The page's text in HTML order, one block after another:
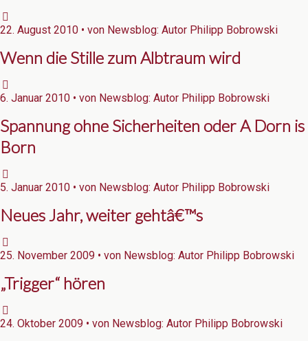
22. August 2010 • von Newsblog: Autor Philipp Bobrowski
Wenn die Stille zum Albtraum wird
6. Januar 2010 • von Newsblog: Autor Philipp Bobrowski
Spannung ohne Sicherheiten oder A Dorn is
Born
5. Januar 2010 • von Newsblog: Autor Philipp Bobrowski
Neues Jahr, weiter gehtâ€™s
25. November 2009 • von Newsblog: Autor Philipp Bobrowski
„Trigger“ hören
24. Oktober 2009 • von Newsblog: Autor Philipp Bobrowski